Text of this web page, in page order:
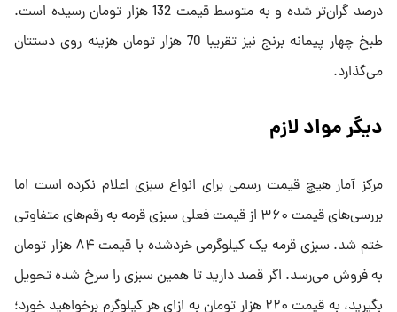
درصد گران‌تر شده و به متوسط قیمت 132 هزار تومان رسیده است.
طبخ چهار پیمانه برنج نیز تقریبا 70 هزار تومان هزینه روی دستتان
می‌گذارد.
دیگر مواد لازم
مرکز آمار هیچ قیمت رسمی برای انواع سبزی اعلام نکرده است اما
بررسی‌های قیمت ۳۶۰ از قیمت فعلی سبزی قرمه به رقم‌های متفاوتی
ختم شد. سبزی قرمه یک کیلوگرمی خردشده با قیمت ۸۴ هزار تومان
به فروش می‌رسد. اگر قصد دارید تا همین سبزی را سرخ شده تحویل
بگیرید، به قیمت ۲۲۰ هزار تومان به ازای هر کیلوگرم برخواهید خورد؛